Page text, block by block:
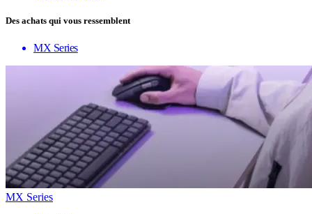
Des achats qui vous ressemblent
MX Series
MX Series